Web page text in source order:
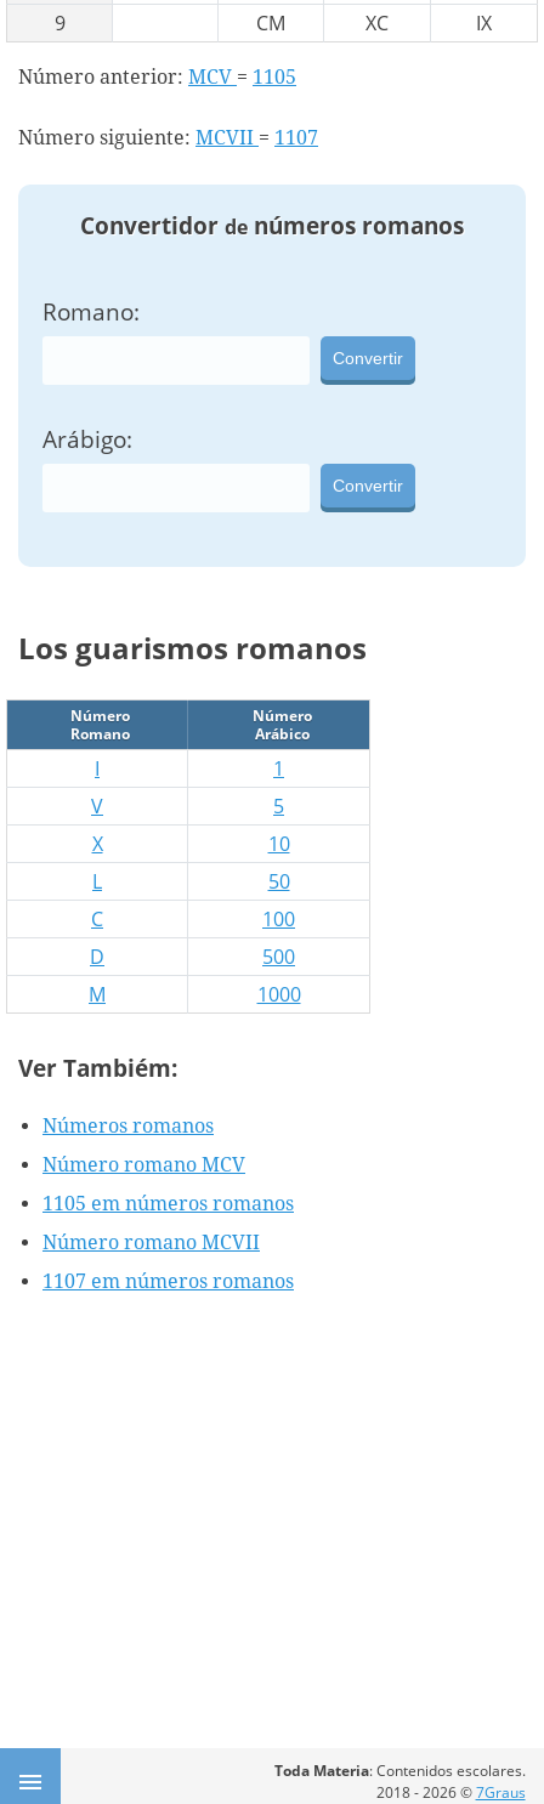
9
CM XC IX
Número anterior: MCV = 1105
Número siguiente: MCVII = 1107
Convertidor de números romanos
Romano:
Convertir
Arábigo:
Convertir
Los guarismos romanos
Número
Romano
Número
Arábico
I
1
V
5
X
10
L
50
C
100
D
500
M
1000
Ver Tambiém:
Números romanos
Número romano MCV
1105 em números romanos
Número romano MCVII
1107 em números romanos
Toda Materia: Contenidos escolares.
2018 - 2026 ©7Graus